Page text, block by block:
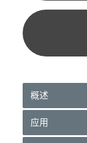
概述
应用